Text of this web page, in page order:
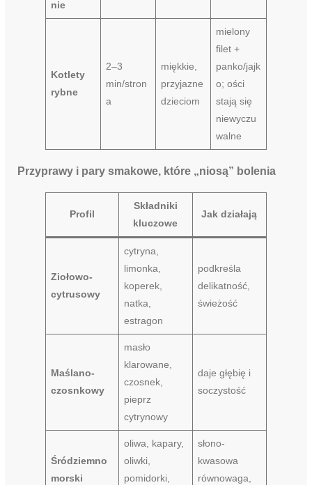
nie
Kotlety
rybne
2–3
min/stron
a
miękkie,
przyjazne
dzieciom
mielony
filet +
panko/jajk
o; ości
stają się
niewyczu
walne
Przyprawy i pary smakowe, które „niosą” bolenia
Profil
Składniki
kluczowe
Jak działają
Ziołowo-
cytrusowy
cytryna,
limonka,
koperek,
natka,
estragon
podkreśla
delikatność,
świeżość
Maślano-
czosnkowy
masło
klarowane,
czosnek,
pieprz
cytrynowy
daje głębię i
soczystość
Śródziemno
morski
oliwa, kapary,
oliwki,
pomidorki,
słono-
kwasowa
równowaga,